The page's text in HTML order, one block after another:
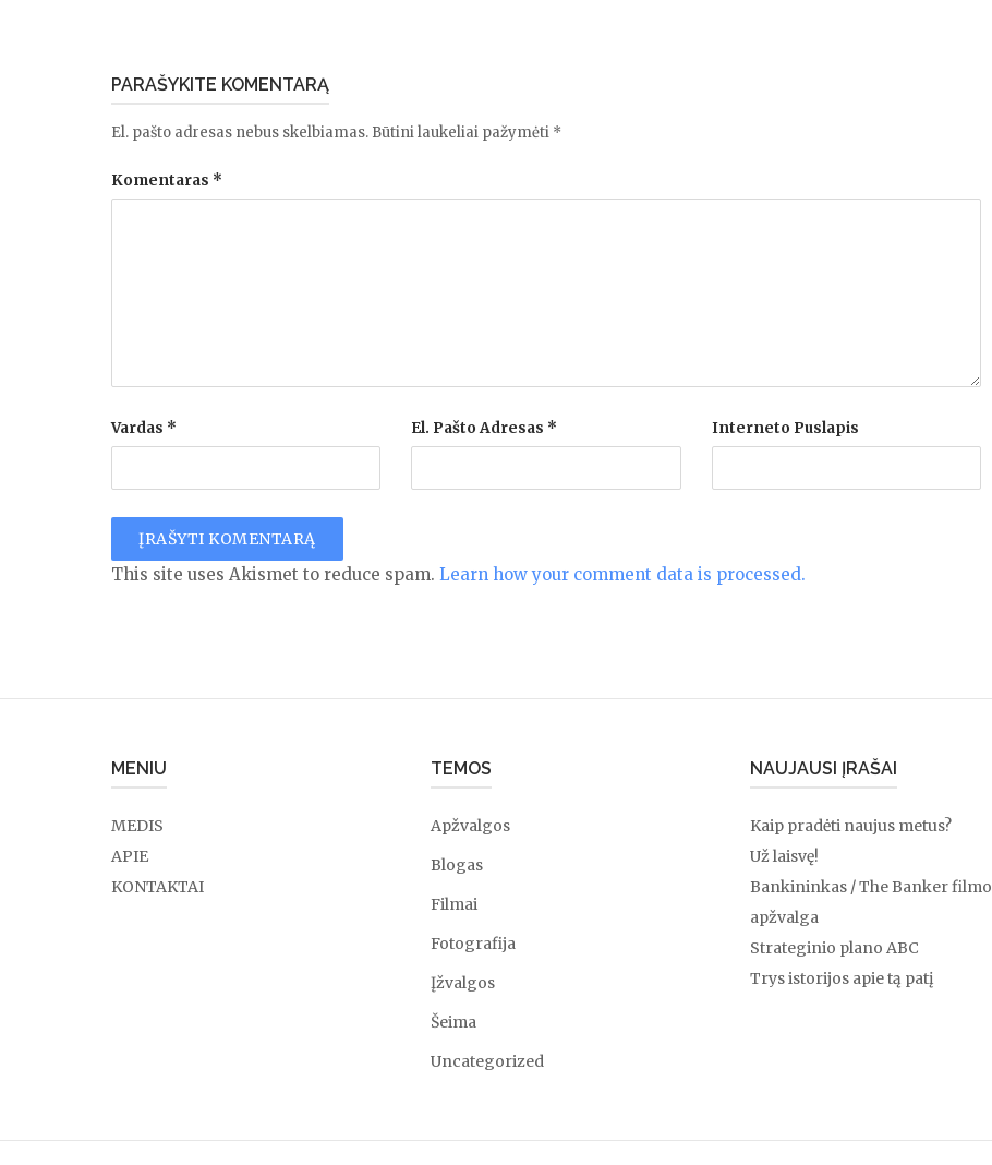
PARAŠYKITE KOMENTARĄ
El. pašto adresas nebus skelbiamas. Būtini laukeliai pažymėti *
Komentaras *
Vardas * El. Pašto Adresas * Interneto Puslapis
This site uses Akismet to reduce spam. Learn how your comment data is processed.
MENIU
MEDIS
APIE
KONTAKTAI
TEMOS
Apžvalgos
Blogas
Filmai
Fotografija
Įžvalgos
Šeima
Uncategorized
NAUJAUSI ĮRAŠAI
Kaip pradėti naujus metus?
Už laisvę!
Bankininkas / The Banker filmo
apžvalga
Strateginio plano ABC
Trys istorijos apie tą patį